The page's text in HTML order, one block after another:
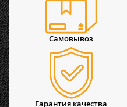
Самовывоз
Гарантия качества